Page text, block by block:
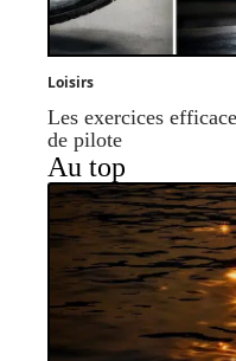
Loisirs
Les exercices
de pilote
Au top